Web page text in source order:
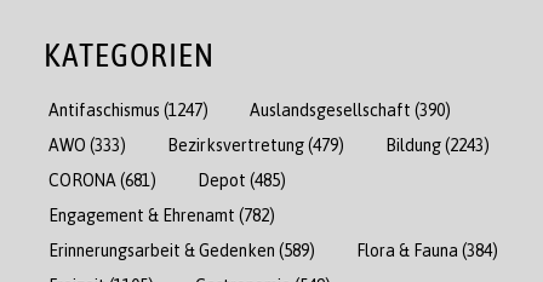
KATEGORIEN
Antifaschismus (1247) Auslandsgesellschaft (390)
AWO (333) Bezirksvertretung(479) Bildung(2243)
CORONA (681) Depot (485)
Engagement & Ehrenamt (782)
Erinnerungsarbeit & Gedenken (589) Flora & Fauna (384)